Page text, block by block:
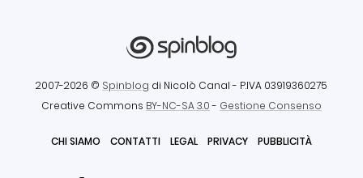
2007-2026 © Spinblog di Nicolò Canal - P.IVA 03919360275
Creative Commons BY-NC-SA 3.0- Gestione Consenso
CHI SIAMO CONTATTI LEGAL PRIVACY PUBBLICITÀ